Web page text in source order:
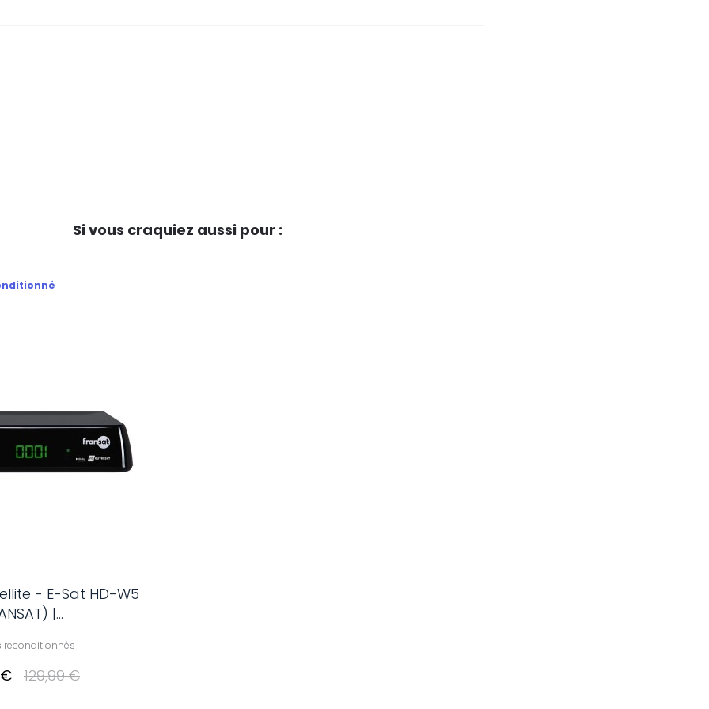
Si vous craquiez aussi pour :
- E-Sat HD-W5
|...
reconditionnés
129,99 €